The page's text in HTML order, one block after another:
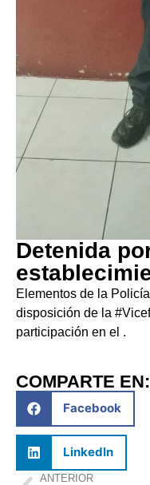
Detenida
Elementos de la
disposición de la
participación en el .
COMPARTE EN:
Facebook
LinkedIn
ANTERIOR